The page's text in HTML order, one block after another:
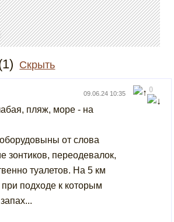
Скрыть
09.06.24 10:35
пляж, море - на
от слова
зонтиков, переодевалок,
туалетов. На 5 км
при подходе к которым
0